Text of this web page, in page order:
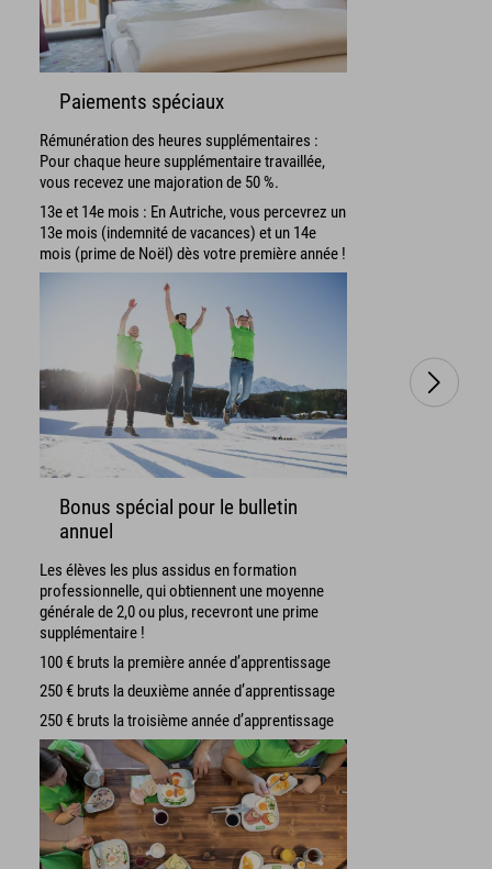
Paiements spéciaux
Rémunération des heures supplémentaires :
Pour chaque heure supplémentaire travaillée,
vous recevez une majoration de 50 %.
13e et 14e mois : En Autriche, vous percevrez un
13e mois (indemnité de vacances) et un 14e
mois (prime de Noël) dès votre première année !
Bonus spécial pour le bulletin
annuel
Les élèves les plus assidus en formation
professionnelle, qui obtiennent une moyenne
générale de 2,0 ou plus, recevront une prime
supplémentaire !
100 € bruts la première année d’apprentissage
250 € bruts la deuxième année d’apprentissage
250 € bruts la troisième année d’apprentissage